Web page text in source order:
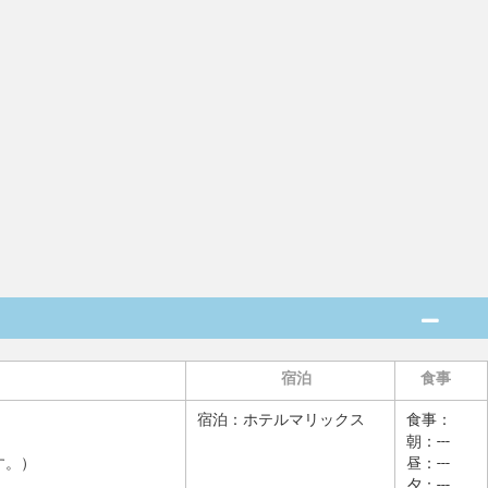
宿泊
食事
）
宿泊： ホテルマリックス
食事：
朝：---
昼：---